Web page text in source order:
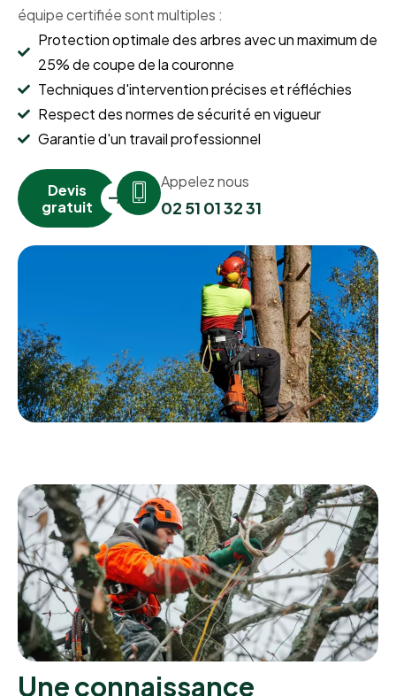
équipe certifiée sont multiples :
Protection optimale des arbres avec un maximum de
25% de coupe de la couronne
Techniques d'intervention précises et réfléchies
Respect des normes de sécurité en vigueur
Garantie d'un travail professionnel
Devis
gratuit
Appelez nous
02 51 01 32 31
Une connaissance